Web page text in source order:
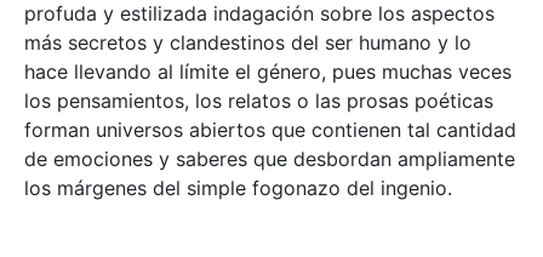
profuda y estilizada indagación sobre los aspectos
más secretos y clandestinos del ser humano y lo
hace llevando al límite el género, pues muchas veces
los pensamientos, los relatos o las prosas poéticas
forman universos abiertos que contienen tal cantidad
de emociones y saberes que desbordan ampliamente
los márgenes del simple fogonazo del ingenio.